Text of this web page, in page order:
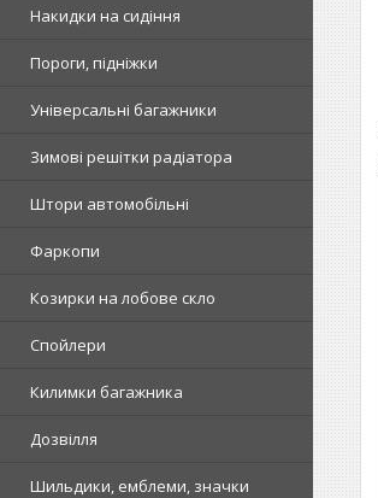
Накидки на сидіння
Пороги, підніжки
Універсальні багажники
Зимові решітки радіатора
Штори автомобільні
Фаркопи
Козирки на лобове скло
Спойлери
Килимки багажника
Дозвілля
Шильдики, емблеми, значки